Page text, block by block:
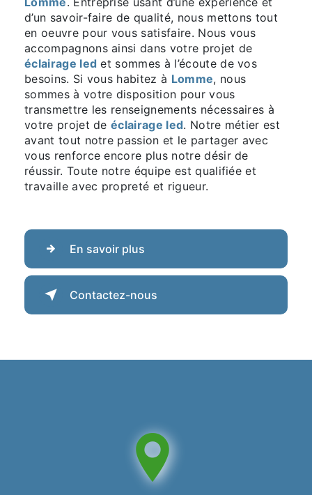
d’un savoir-faire de qualité, nous mettons tout
en oeuvre pour vous satisfaire. Nous vous
accompagnons ainsi dans votre projet de
éclairage led et sommes à l’écoute de vos
besoins. Si vous habitez à Lomme, nous
sommes à votre disposition pour vous
transmettre les renseignements nécessaires à
votre projet deéclairage led. Notre métier est
avant tout notre passion et le partager avec
vous renforce encore plus notre désir de
réussir. Toute notre équipe est qualifiée et
travaille avec propreté et rigueur.
En savoir plus
Contactez-nous